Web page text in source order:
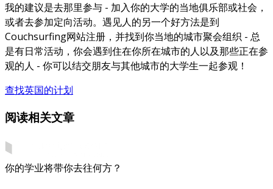
我的建议是去那里参与 - 加入你的大学的当地俱乐部或社会，
或者去参加定向活动。遇见人的另一个好方法是到
Couchsurfing网站注册，并找到你当地的城市聚会组织 - 总
是有日常活动，你会遇到住在你所在城市的人以及那些正在参
观的人 - 你可以结交朋友与其他城市的大学生一起参观！
查找英国的计划
阅读相关文章
你的学业将带你去往何方？